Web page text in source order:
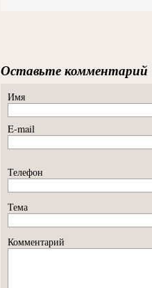
Оставьте комментарий
Имя
E-mail
Телефон
Тема
Комментарий